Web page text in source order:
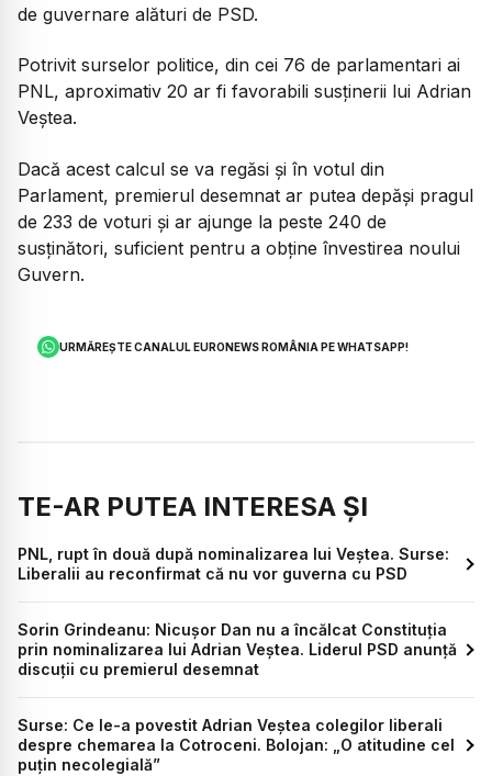
de guvernare alături de PSD.
Potrivit surselor politice, din cei 76 de parlamentari ai
PNL, aproximativ 20 ar fi favorabili susținerii lui Adrian
Veștea.
Dacă acest calcul se va regăsi și în votul din
Parlament, premierul desemnat ar putea depăși pragul
de 233 de voturi și ar ajunge la peste 240 de
susținători, suficient pentru a obține învestirea noului
Guvern.
URMĂREȘTE CANALUL EURONEWS ROMÂNIA PE WHATSAPP!
TE-AR PUTEA INTERESA ȘI
PNL, rupt în două după nominalizarea lui Veștea. Surse:
Liberalii au reconfirmat că nu vor guverna cu PSD
Sorin Grindeanu: Nicușor Dan nu a încălcat Constituția
prin nominalizarea lui Adrian Veștea. Liderul PSD anunță
discuții cu premierul desemnat
Surse: Ce le-a povestit Adrian Veștea colegilor liberali
despre chemarea la Cotroceni. Bolojan: „O atitudine cel
puțin necolegială”